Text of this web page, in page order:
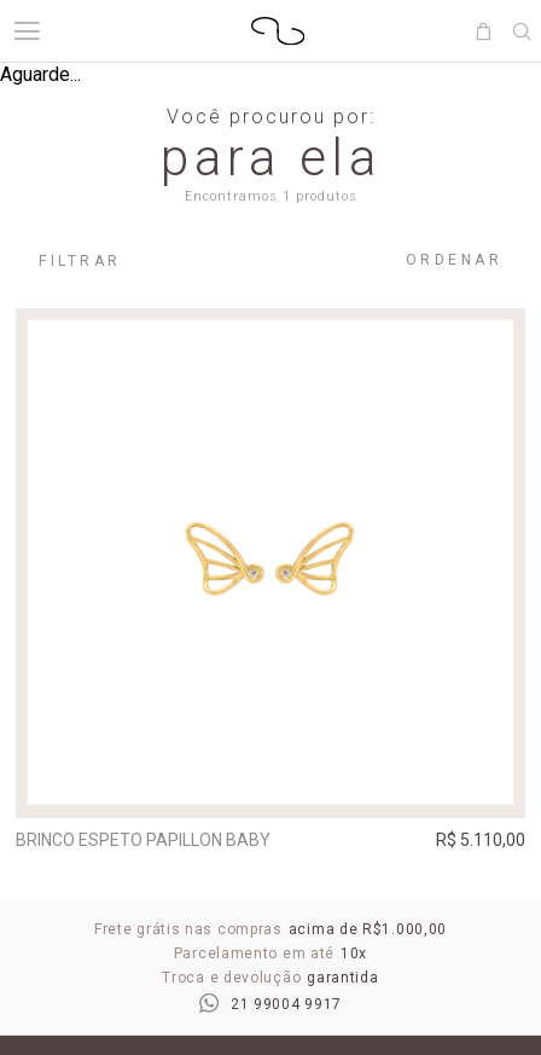
Aguarde...
Você procurou por:
para ela
Encontramos 1 produtos
FILTRAR ORDENAR
BRINCO ESPETO PAPILLON BABY R$ 5.110,00
Frete grátis nas compras acima de R$1.000,00
Parcelamento em até 10x
Troca e devolução garantida
21 99004 9917